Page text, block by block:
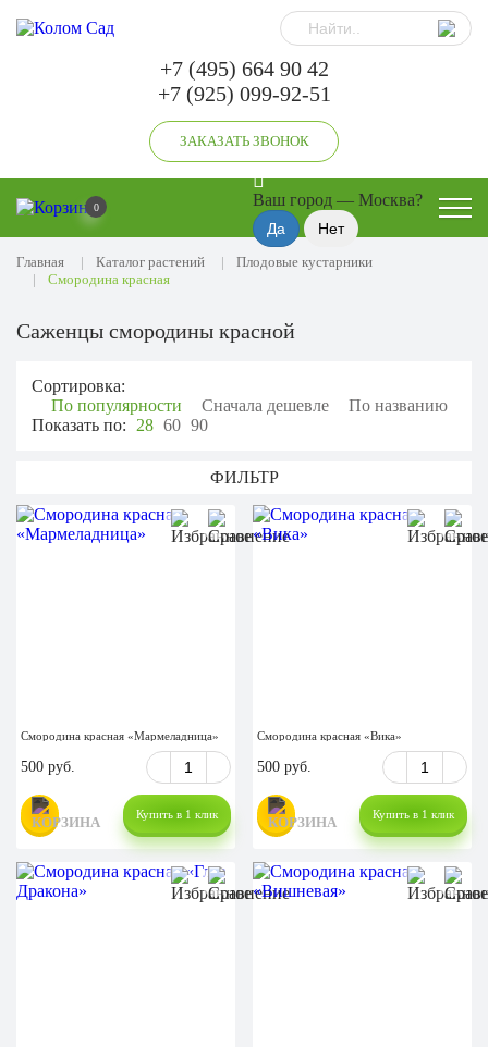
+7 (495) 664 90 42
+7 (925) 099-92-51
ЗАКАЗАТЬ ЗВОНОК
0 Ваш город — Москва?
Главная Каталог растений
Плодовые кустарники
Смородина красная
Саженцы смородины красной
Сортировка:
По популярности
Сначала дешевле
По названию
Показать по:
28 60 90
ФИЛЬТР
Смородина красная «Мармеладница»
500 руб.
Купить в 1 клик
Смородина красная «Вика»
500 руб.
Купить в 1 клик